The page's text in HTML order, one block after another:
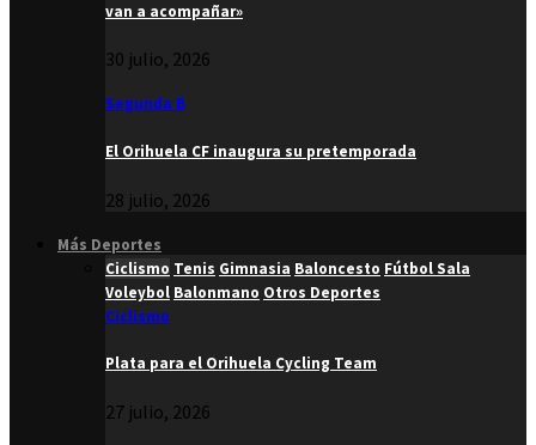
van a acompañar»
30 julio, 2026
Segunda B
El Orihuela CF inaugura su pretemporada
28 julio, 2026
Más Deportes
Ciclismo Tenis Gimnasia Baloncesto Fútbol Sala
Voleybol Balonmano Otros Deportes
Ciclismo
Plata para el Orihuela Cycling Team
27 julio, 2026